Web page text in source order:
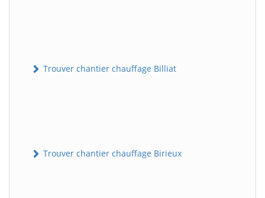
Trouver chantier chauffage Billiat
Trouver chantier chauffage Birieux